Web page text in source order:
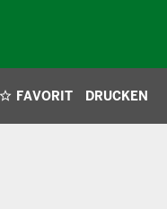
FAVORIT DRUCKEN